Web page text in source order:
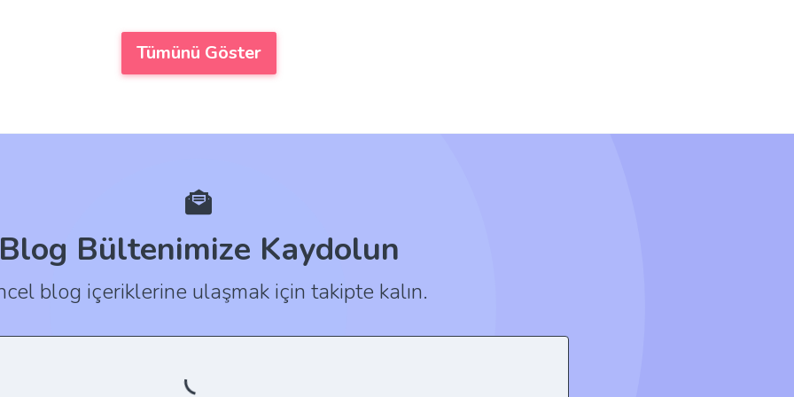
Tümünü Göster
Bültenimize Kaydolun
blog içeriklerine ulaşmak için takipte kalın.